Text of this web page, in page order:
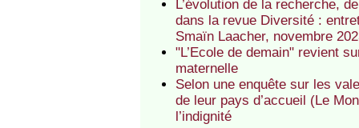
L’évolution de la recherche,
dans la revue Diversité :
Smaïn Laacher, novembre
"L’Ecole de demain" revient
maternelle
Selon une enquête sur les
de leur pays d’accueil (Le
l’indignité